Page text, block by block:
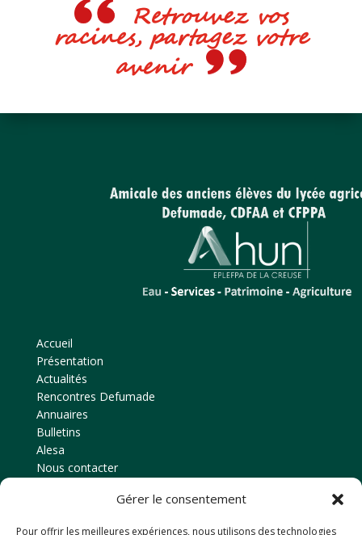
Gérer le consentement
Pour offrir les meilleures expériences, nous utilisons des technologies
Retrouvez vos
racines, partagez votre
avenir
Accueil
Présentation
Actualités
Rencontres Defumade
Annuaires
Bulletins
Alesa
Nous contacter